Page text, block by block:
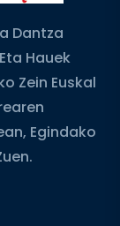
Dantza
Hauek
Zein Euskal
Egindako